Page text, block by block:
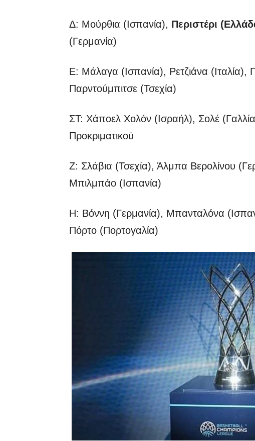
Δ: Μούρθια (Ισπανία), Περιστέρι
(Γερμανία)
Ε: Μάλαγα (Ισπανία), Ρετζιάνα (Ιταλία),
Παρντούμπιτσε (Τσεχία)
ΣΤ: Χάποελ Χολόν (Ισραήλ), Σολέ
Προκριματικού
Ζ: Σλάβια (Τσεχία), Άλμπα Βερολίνου
Μπιλμπάο (Ισπανία)
Η: Βόννη (Γερμανία), Μπανταλόνα
Πόρτο (Πορτογαλία)